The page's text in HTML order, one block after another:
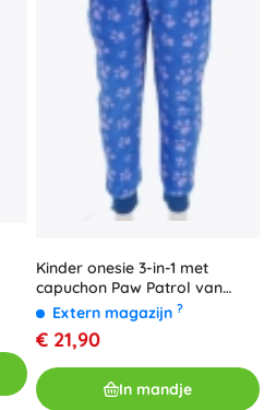
Kinder onesie 3-in-1 met
capuchon Paw Patrol van
Cozy Noxxiez
Extern magazijn ?
€ 21,90
In mandje